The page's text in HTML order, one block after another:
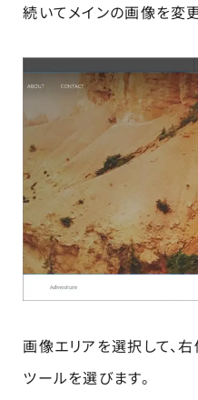
続いてメインの画像を変更
画像エリアを選択して、右
ツールを選びます。